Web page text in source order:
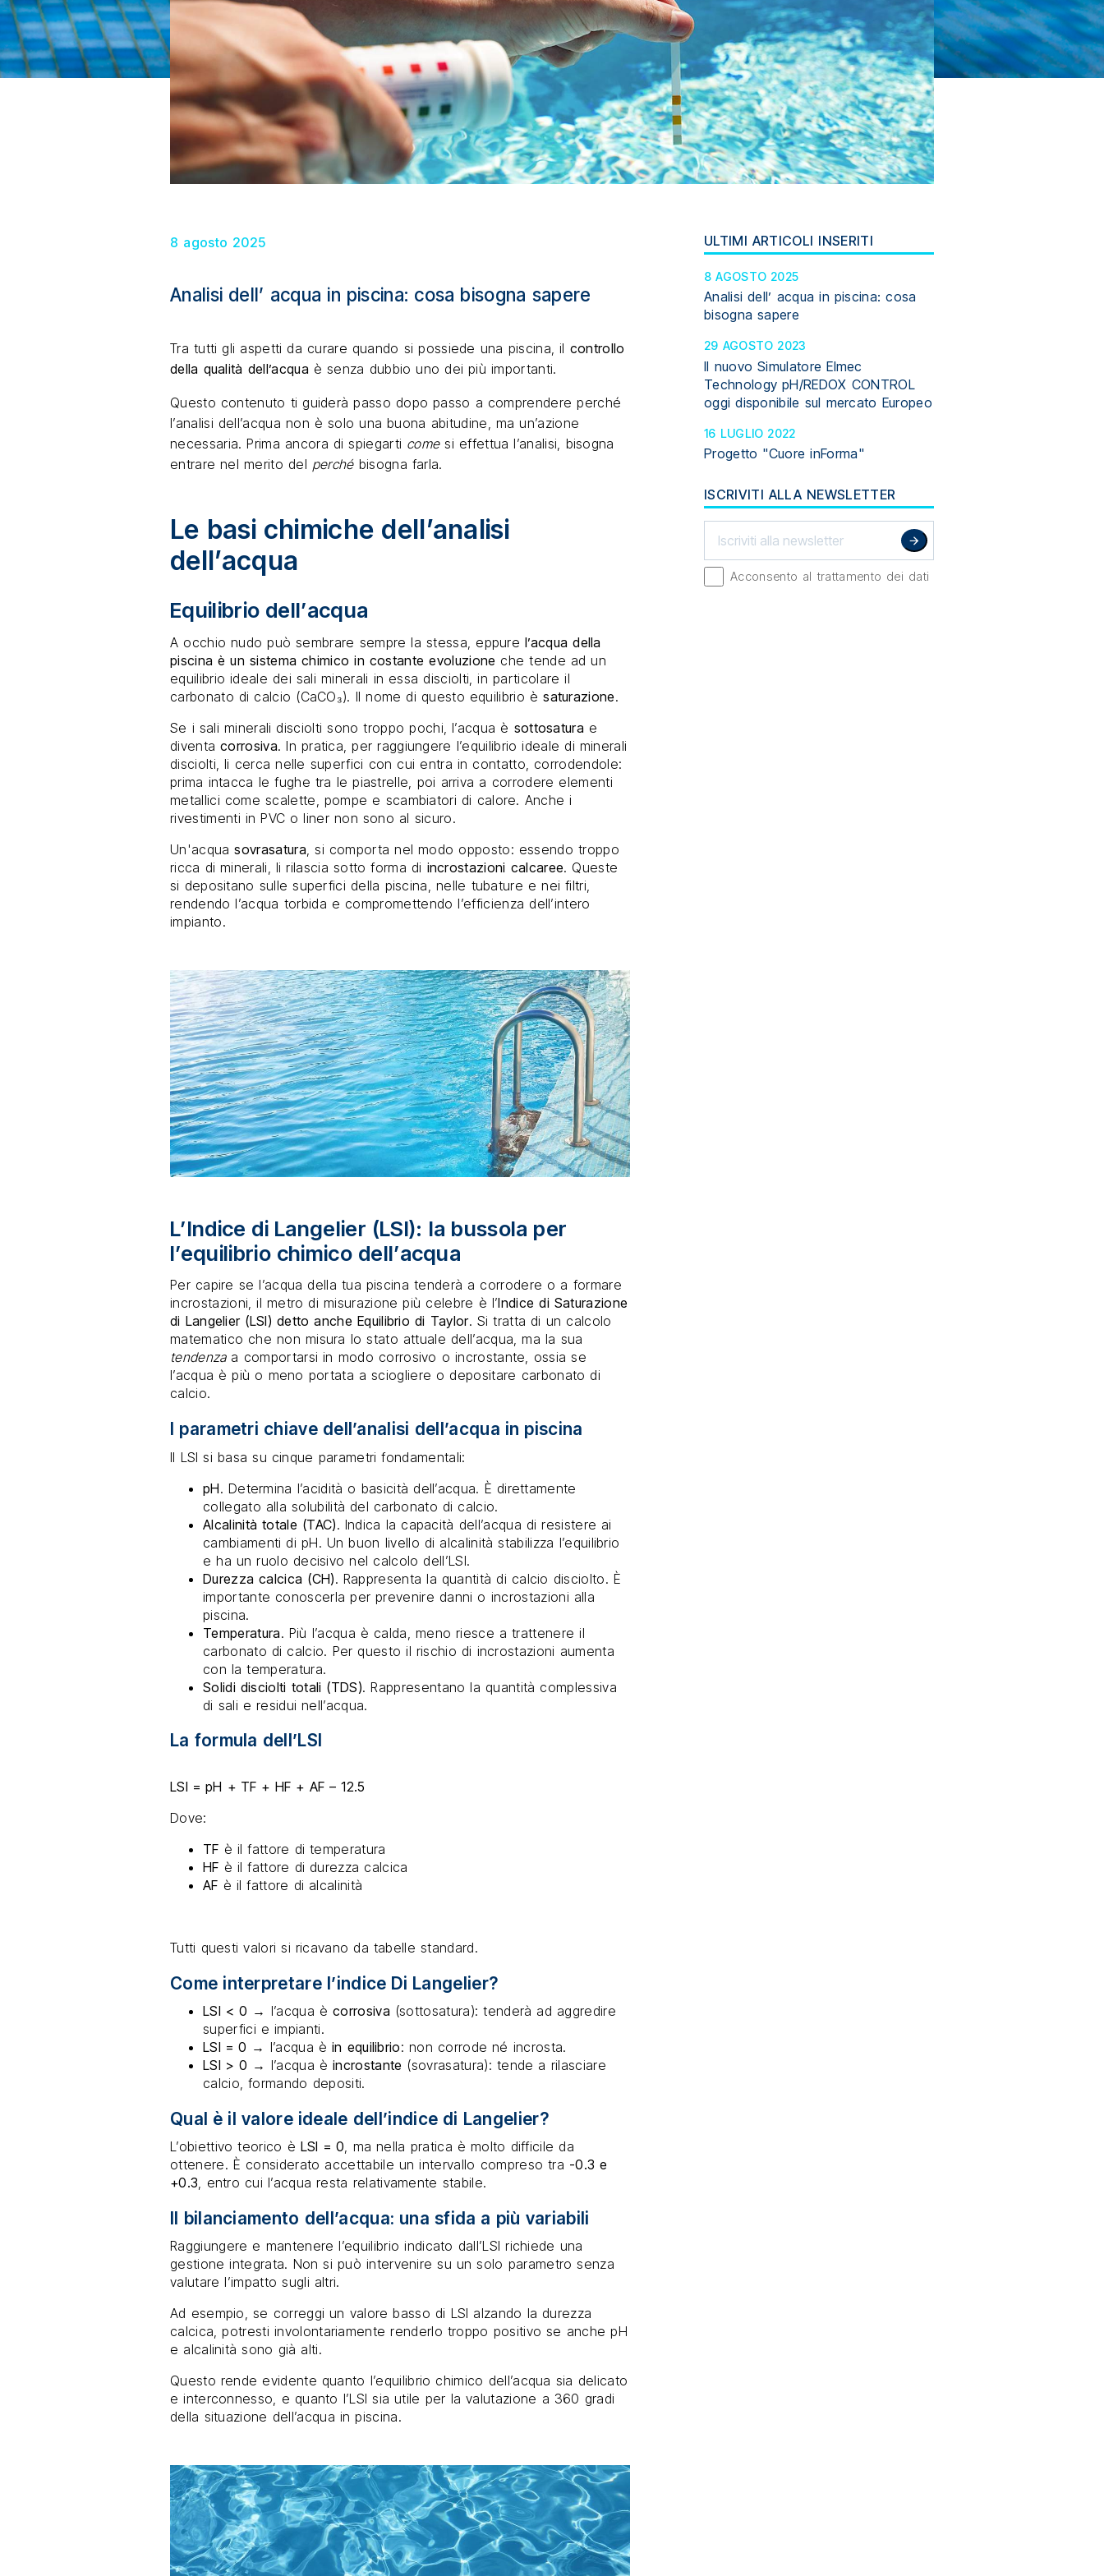
8 agosto 2025
Analisi dell’ acqua in piscina: cosa bisogna sapere
Tra tutti gli aspetti da curare quando si possiede una piscina, il controllo
della qualità dell’acqua è senza dubbio uno dei più importanti.
Questo contenuto ti guiderà passo dopo passo a comprendere perché
l’analisi dell’acqua non è solo una buona abitudine, ma un’azione
necessaria. Prima ancora di spiegarti comesi effettua l’analisi, bisogna
entrare nel merito del perchébisogna farla.
Le basi chimiche dell’analisi
dell’acqua
Equilibrio dell’acqua
A occhio nudo può sembrare sempre la stessa, eppurel’acqua della
piscina è un sistema chimico in costante evoluzione che tende ad un
equilibrio ideale dei sali minerali in essa disciolti, in particolare il
carbonato di calcio (CaCO₃). Il nome di questo equilibrio èsaturazione.
Se i sali minerali disciolti sono troppo pochi, l’acqua è sottosatura e
diventacorrosiva. In pratica, per raggiungere l’equilibrio ideale di minerali
disciolti, li cerca nelle superfici con cui entra in contatto, corrodendole:
prima intacca le fughe tra le piastrelle, poi arriva a corrodere elementi
metallici come scalette, pompe e scambiatori di calore. Anche i
rivestimenti in PVC o liner non sono al sicuro.
Un'acquasovrasatura , si comporta nel modo opposto: essendo troppo
ricca di minerali, li rilascia sotto forma di incrostazioni calcaree. Queste
si depositano sulle superfici della piscina, nelle tubature e nei filtri,
rendendo l’acqua torbida e compromettendo l’efficienza dell’intero
impianto.
L’Indice di Langelier (LSI): la bussola per
l’equilibrio chimico dell’acqua
Per capire se l’acqua della tua piscina tenderà a corrodere o a formare
incrostazioni, il metro di misurazione più celebre è l’Indice di Saturazione
di Langelier (LSI) detto anche Equilibrio di Taylor. Si tratta di un calcolo
matematico che non misura lo stato attuale dell’acqua, ma la sua
tendenzaa comportarsi in modo corrosivo o incrostante, ossia se
l’acqua è più o meno portata a sciogliere o depositare carbonato di
calcio.
I parametri chiave dell’analisi dell’acqua in piscina
Il LSI si basa su cinque parametri fondamentali:
pH. Determina l’acidità o basicità dell’acqua. È direttamente
collegato alla solubilità del carbonato di calcio.
Alcalinità totale (TAC). Indica la capacità dell’acqua di resistere ai
cambiamenti di pH. Un buon livello di alcalinità stabilizza l’equilibrio
e ha un ruolo decisivo nel calcolo dell’LSI.
Durezza calcica (CH). Rappresenta la quantità di calcio disciolto. È
importante conoscerla per prevenire danni o incrostazioni alla
piscina.
Temperatura. Più l’acqua è calda, meno riesce a trattenere il
carbonato di calcio. Per questo il rischio di incrostazioni aumenta
con la temperatura.
Solidi disciolti totali (TDS). Rappresentano la quantità complessiva
di sali e residui nell’acqua.
La formula dell’LSI
LSI = pH + TF + HF + AF – 12.5
Dove:
TF è il fattore di temperatura
HF è il fattore di durezza calcica
AF è il fattore di alcalinità
Tutti questi valori si ricavano da tabelle standard.
Come interpretare l’indice Di Langelier?
LSI < 0 → l’acqua ècorrosiva (sottosatura): tenderà ad aggredire
superfici e impianti.
LSI = 0 → l’acqua èin equilibrio: non corrode né incrosta.
LSI > 0 → l’acqua èincrostante (sovrasatura): tende a rilasciare
calcio, formando depositi.
Qual è il valore ideale dell’indice di Langelier?
L’obiettivo teorico è LSI = 0, ma nella pratica è molto difficile da
ottenere. È considerato accettabile un intervallo compreso tra -0.3 e
+0.3, entro cui l’acqua resta relativamente stabile.
Il bilanciamento dell’acqua: una sfida a più variabili
Raggiungere e mantenere l’equilibrio indicato dall’LSI richiede una
gestione integrata. Non si può intervenire su un solo parametro senza
valutare l’impatto sugli altri.
Ad esempio, se correggi un valore basso di LSI alzando la durezza
calcica, potresti involontariamente renderlo troppo positivo se anche pH
e alcalinità sono già alti.
Questo rende evidente quanto l’equilibrio chimico dell’acqua sia delicato
e interconnesso, e quanto l’LSI sia utile per la valutazione a 360 gradi
della situazione dell’acqua in piscina.
ULTIMI ARTICOLI INSERITI
8 AGOSTO 2025
Analisi dell’ acqua in piscina: cosa
bisogna sapere
29 AGOSTO 2023
Il nuovo Simulatore Elmec
Technology pH/REDOX CONTROL
oggi disponibile sul mercato Europeo
16 LUGLIO 2022
Progetto "Cuore inForma"
ISCRIVITI ALLA NEWSLETTER
Acconsento al trattamento dei dati